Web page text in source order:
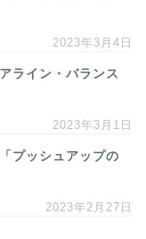
2023年3月4日
ライン・バランス
2023年3月1日
プッシュアップの
2023年2月27日